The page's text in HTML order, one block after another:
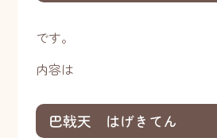
です。
内容は
巴戟天 はげきてん